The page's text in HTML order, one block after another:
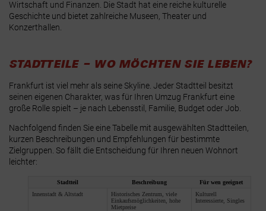
Wirtschaft und Finanzen. Die Stadt hat eine reiche kulturelle
Geschichte und bietet zahlreiche Museen, Theater und
Konzerthallen.
STADTTEILE – WO MÖCHTEN SIE LEBEN?
Frankfurt ist viel mehr als seine Skyline. Jeder Stadtteil besitzt
seinen eigenen Charakter, was für Ihren Umzug Frankfurt eine
große Rolle spielt – je nach Lebensstil, Familie, Budget oder Job.
Nachfolgend finden Sie eine Tabelle mit ausgewählten Stadtteilen,
kurzen Beschreibungen und Empfehlungen für bestimmte
Zielgruppen. So fällt die Entscheidung für Ihren neuen Wohnort
leichter:
Stadtteil Beschreibung
Für wen geeignet
Innenstadt & Altstadt
Historisches Zentrum, viele
Einkaufsmöglichkeiten, hohe
Mietpreise
Kulturell
Interessierte, Singles